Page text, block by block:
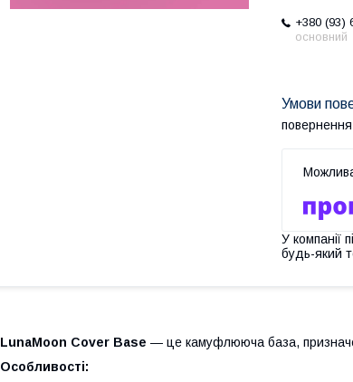
+380 (93)
основний
У компанії
будь-який
LunaMoon Cover Base — це камуфлююча база,
Особливості: